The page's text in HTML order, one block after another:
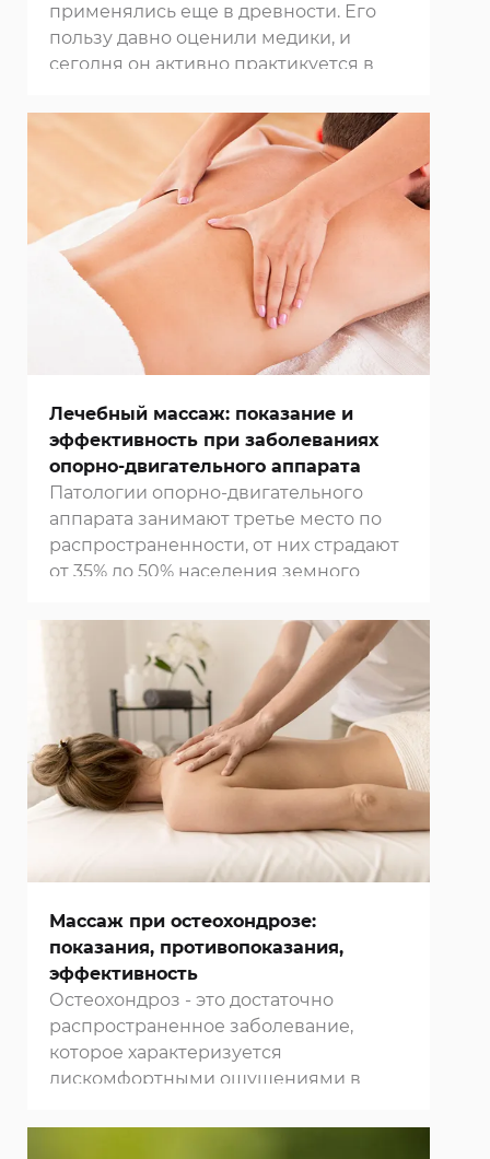
применялись еще в древности. Его
пользу давно оценили медики, и
сегодня он активно практикуется в
Воздействие массажа на организм
малышей очень многогранно.
Лечебный массаж: показание и
эффективность при заболеваниях
опорно-двигательного аппарата
Патологии опорно-двигательного
аппарата занимают третье место по
распространенности, от них страдают
от 35% до 50% населения земного
подвижность и двигательную
активность, что приводит к
преждевременному прекращению
трудовой деятельности и
инвалидизации людей. Многие
клиники Москвыпредлагают свои
услуги по проведению лечебного
массажа спины и суставов,
позволяющего стабилизировать и
улучшить их состояние, устранить
болевые ощущения и повысить
качество жизни пациентов.
Массаж при остеохондрозе:
показания, противопоказания,
эффективность
Остеохондроз - это достаточно
распространенное заболевание,
которое характеризуется
дискомфортными ощущениями в
процесса. При остеохондрозе нередко